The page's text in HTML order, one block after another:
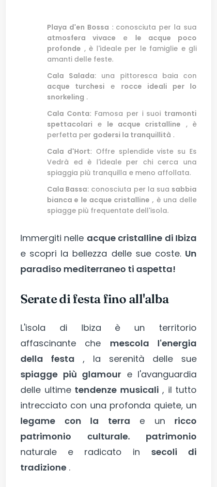
Playa d'en Bossa : conosciuta per la sua
atmosfera vivace e le acque poco
profonde , è l'ideale per le famiglie e gli
amanti delle feste.
Cala Salada: una pittoresca baia con
acque turchesi e rocce ideali per lo
snorkeling .
Cala Conta: Famosa per i suoi tramonti
spettacolari e le acque cristalline , è
perfetta per godersi la tranquillità .
Cala d'Hort: Offre splendide viste su Es
Vedrà ed è l'ideale per chi cerca una
spiaggia più tranquilla e meno affollata.
Cala Bassa: conosciuta per la sua sabbia
bianca e le acque cristalline , è una delle
spiagge più frequentate dell'isola.
Immergiti nelle acque cristalline di Ibiza
e scopri la bellezza delle sue coste. Un
paradiso mediterraneo ti aspetta!
Serate di festa fino all'alba
L'isola di Ibiza è un territorio
affascinante che mescola l'energia
della festa , la serenità delle sue
spiagge più glamour e l'avanguardia
delle ultime tendenze musicali , il tutto
intrecciato con una profonda quiete, un
legame con la terra e un ricco
patrimonio culturale. patrimonio
naturale e radicato in secoli di
tradizione .